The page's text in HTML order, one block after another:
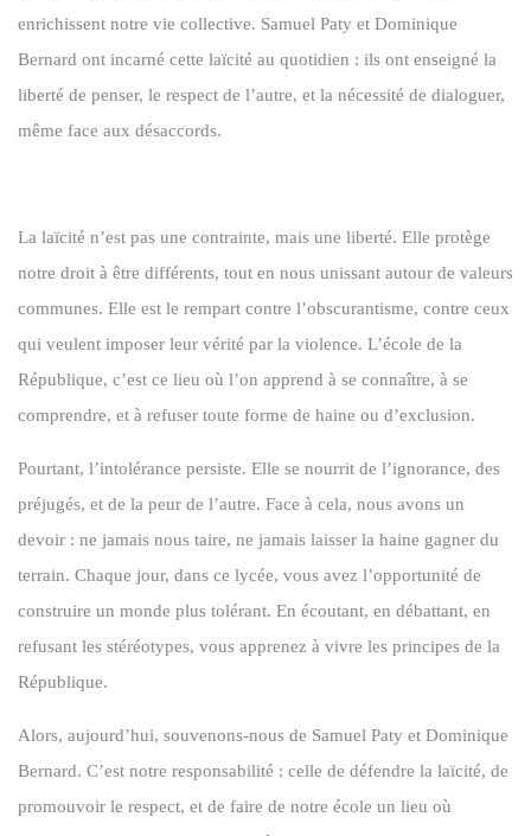
enrichissent notre vie collective. Samuel Paty et Dominique
Bernard ont incarné cette laïcité au quotidien : ils ont enseigné la
liberté de penser, le respect de l’autre, et la nécessité de dialoguer,
même face aux désaccords.
La laïcité n’est pas une contrainte, mais une liberté. Elle protège
notre droit à être différents, tout en nous unissant autour de valeurs
communes. Elle est le rempart contre l’obscurantisme, contre ceux
qui veulent imposer leur vérité par la violence. L’école de la
République, c’est ce lieu où l’on apprend à se connaître, à se
comprendre, et à refuser toute forme de haine ou d’exclusion.
Pourtant, l’intolérance persiste. Elle se nourrit de l’ignorance, des
préjugés, et de la peur de l’autre. Face à cela, nous avons un
devoir : ne jamais nous taire, ne jamais laisser la haine gagner du
terrain. Chaque jour, dans ce lycée, vous avez l’opportunité de
construire un monde plus tolérant. En écoutant, en débattant, en
refusant les stéréotypes, vous apprenez à vivre les principes de la
République.
Alors, aujourd’hui, souvenons-nous de Samuel Paty et Dominique
Bernard. C’est notre responsabilité : celle de défendre la laïcité, de
promouvoir le respect, et de faire de notre école un lieu où